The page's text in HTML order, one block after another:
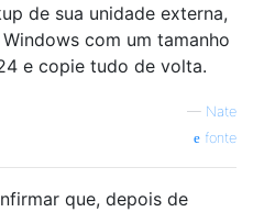
de sua unidade externa,
com um tamanho
e copie tudo de volta.
— Nate
fonte
que, depois de